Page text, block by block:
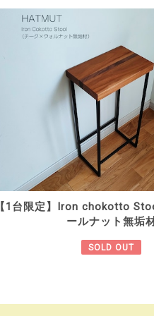
【1台限定】Iron chokotto
ールナット無垢
SOLD OUT